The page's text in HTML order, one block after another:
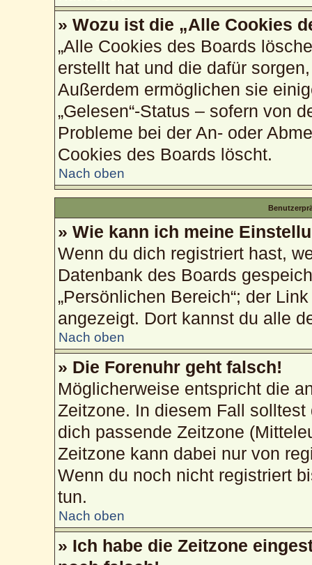
» Wozu ist die „Alle Cookies
„Alle Cookies des Boards
erstellt hat und die dafür
Außerdem ermöglichen sie
„Gelesen“-Status – sofern von
Probleme bei der An- oder
Cookies des Boards löscht.
Nach oben
» Wie kann ich meine
Wenn du dich registriert hast,
Datenbank des Boards
„Persönlichen Bereich“; der
angezeigt. Dort kannst du alle
Nach oben
» Die Forenuhr geht falsch!
Möglicherweise entspricht die
Zeitzone. In diesem Fall solltest
dich passende Zeitzone
Zeitzone kann dabei nur von
Wenn du noch nicht registriert
tun.
Nach oben
» Ich habe die Zeitzone